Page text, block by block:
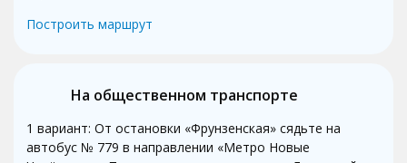
Построить маршрут
На общественном транспорте
1 вариант: От остановки «Фрунзенская» сядьте на
автобус № 779 в направлении «Метро Новые